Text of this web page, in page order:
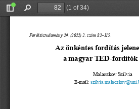
Toggle
Find
(1 of 34)
Fordítástudomány 24. (2022) 2. szám 82‒115.
Az önkéntes fordítás
a magyar TED-
Malaczkov Szilvia
E-mail: